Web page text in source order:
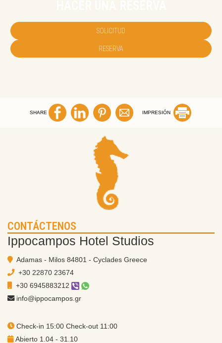
SOLICITUD
RESERVA
SHARE IMPRESIÓN
CONTÁCTENOS
Ippocampos Hotel Studios
Adamas - Milos 84801 - Cyclades Greece
+30 22870 23674
+30 6945883212
info@ippocampos.gr
Check-in 15:00 Check-out 11:00
Abierto 1.04 - 31.10